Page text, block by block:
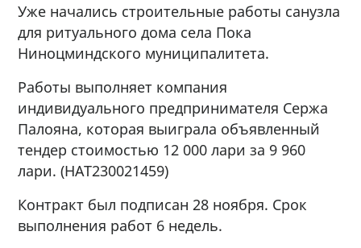
Уже начались строительные работы санузла
для ритуального дома села Пока
Ниноцминдского муниципалитета.
Работы выполняет компания
индивидуального предпринимателя Сержа
Палояна, которая выиграла объявленный
тендер стоимостью 12 000 лари за 9 960
лари. (НАТ230021459)
Контракт был подписан 28 ноября. Срок
выполнения работ 6 недель.